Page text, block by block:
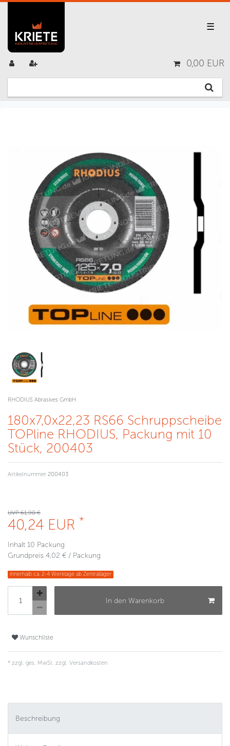
☰
0,00 EUR
RHODIUS Abrasives GmbH
180x7,0x22,23 RS66 Schruppscheibe
TOPline RHODIUS, Packung mit 10
Stück, 200403
Artikelnummer 200403
UVP 61,90 €
40,24 EUR *
Inhalt 10 Packung
Grundpreis 4,02 € / Packung
innerhalb ca. 2-4 Werktage ab Zentrallager
In den Warenkorb
Wunschliste
* zzgl. ges. MwSt. zzgl. Versandkosten
Beschreibung